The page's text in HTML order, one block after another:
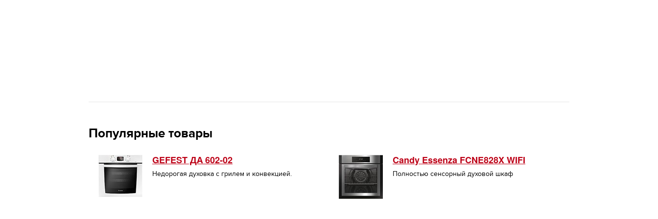
Популярные товары
GEFEST ДА 602-02
Недорогая духовка с грилем и конвекцией.
Candy Essenza FCNE828X WIFI
Полностью сенсорный духовой шкаф